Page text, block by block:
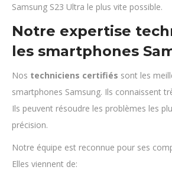
Samsung S23 Ultra le plus vite possible.
Notre expertise
les smartphones
Nos techniciens certifiés sont les
smartphones Samsung. Ils connaissent
Ils peuvent résoudre les problèmes les
précision.
Notre équipe est reconnue pour ses
Elles viennent de: